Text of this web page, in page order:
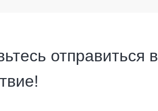
отправиться